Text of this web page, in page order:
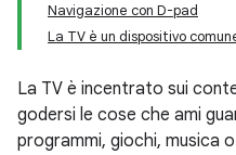
Navigazione con D-pad
La TV è un dispositivo
La TV è incentrato sui
godersi le cose che ami
programmi, giochi, musica